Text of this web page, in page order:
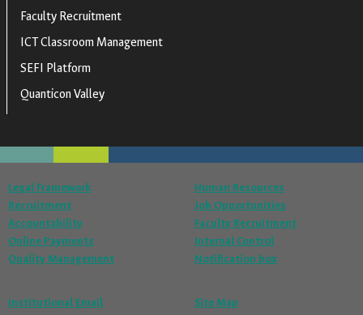
Faculty Recruitment
ICT Classroom Management
SEFI Platform
Quanticon Valley
Legal Framework
Recruitment
Accountability
Online Payments
Quality Management
Human Resources
Job Opportunities
Faculty Recruitment
Internal Control
Notification box
Institutional Email
Site Map